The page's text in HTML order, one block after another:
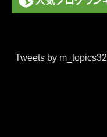
Tweets by m_topics32